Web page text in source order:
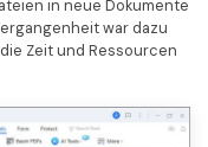
in neue Dokumente
war dazu
Zeit und Ressourcen